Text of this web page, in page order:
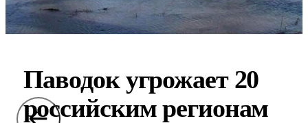
Паводок угрожает 20
российским регионам